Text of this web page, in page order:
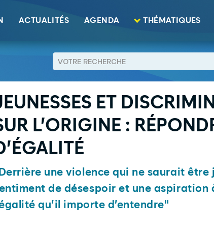
ACTUALITÉS AGENDA THÉMATIQUES
fondées sur l’origine : répondre à l’impératif d’égalité
ET
L’ORIGINE :
une violence qui ne saurait
de désespoir et une aspiration
qu’il importe d’entendre"